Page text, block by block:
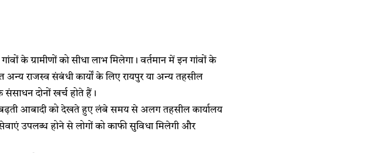
ग्रामीणों को सीधा लाभ मिलेगा। वर्तमान में इन गांवों के
अन्य राजस्व संबंधी कार्यों के लिए रायपुर या अन्य तहसील
दोनों खर्च होते हैं।
बढ़ती आबादी को देखते हुए लंबे समय से अलग तहसील कार्यालय
उपलब्ध होने से लोगों को काफी सुविधा मिलेगी और